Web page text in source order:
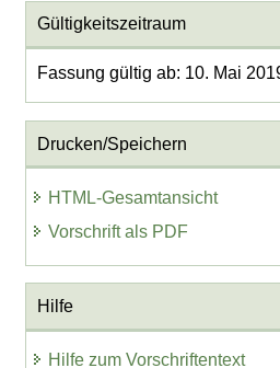
Gültigkeitszeitraum
Fassung gültig ab: 10. Mai
Drucken/Speichern
HTML-Gesamtansicht
Vorschrift als PDF
Hilfe
Hilfe zum Vorschriftentext